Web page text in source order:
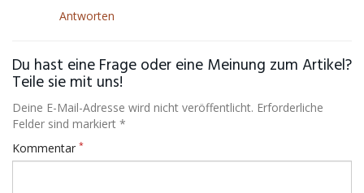
Antworten
Du hast eine Frage oder eine Meinung zum Artikel?
Teile sie mit uns!
Deine E-Mail-Adresse wird nicht veröffentlicht. Erforderliche
Felder sind markiert *
Kommentar *